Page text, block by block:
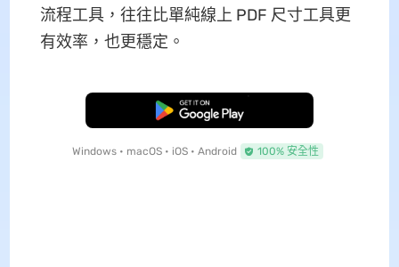
流程工具，往往比單純線上 PDF 尺寸工具更
有效率，也更穩定。
免費下載
Windows • macOS • iOS • Android 100% 安全性